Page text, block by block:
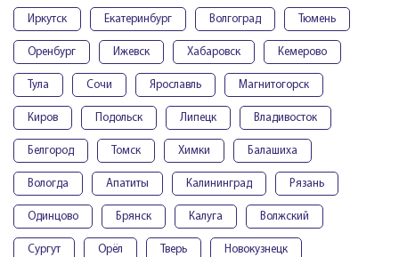
Иркутск Екатеринбург Волгоград Тюмень
Оренбург Ижевск Хабаровск Кемерово
Тула Сочи Ярославль Магнитогорск
Киров Подольск Липецк Владивосток
Белгород Томск Химки Балашиха
Вологда Апатиты Калининград Рязань
Одинцово Брянск Калуга Волжский
Сургут Орёл Тверь Новокузнецк